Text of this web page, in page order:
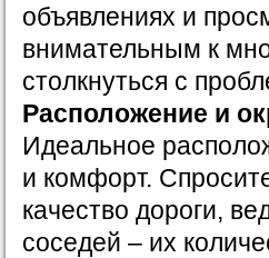
объявлениях и
внимательным к
столкнуться с
Расположение и
Идеальное
и комфорт.
качество дороги,
соседей – их